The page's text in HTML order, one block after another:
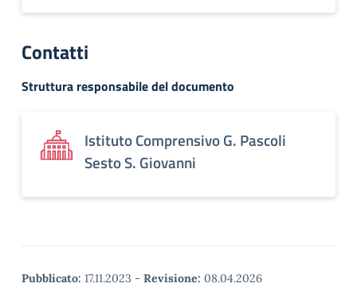
Contatti
Struttura responsabile del documento
Istituto Comprensivo G. Pascoli
Sesto S. Giovanni
Pubblicato: 17.11.2023 - Revisione: 08.04.2026